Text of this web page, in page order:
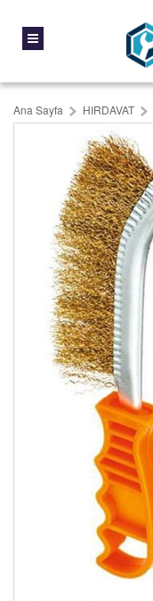
Ana Sayfa HIRDAVAT